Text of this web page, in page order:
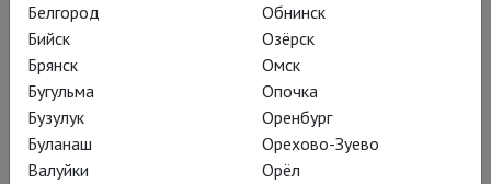
Белгород
Бийск
Брянск
Бугульма
Бузулук
Буланаш
Валуйки
Обнинск
Озёрск
Омск
Опочка
Оренбург
Орехово-Зуево
Орёл